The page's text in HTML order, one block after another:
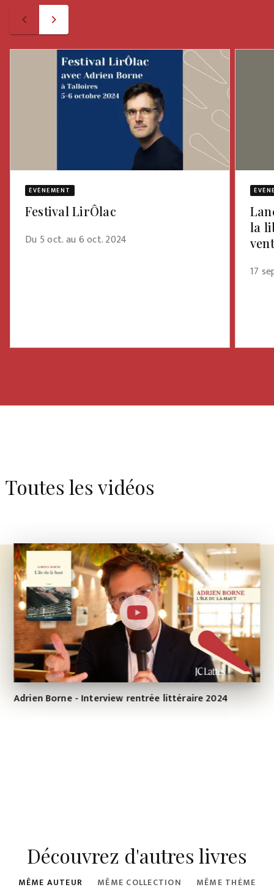
navigate_before navigate_next
ÉVÈNEMENT
Festival LirÔlac
Du 5 oct. au 6 oct. 2024
la
vent
17
Toutes les vidéos
Adrien Borne - Interview rentrée littéraire 2024
Découvrez d'autres livres
MÊME AUTEUR MÊME COLLECTION MÊME THÈME